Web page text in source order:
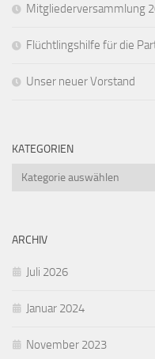
Mitgliederversammlung
Flüchtlingshilfe für die
Unser neuer Vorstand
KATEGORIEN
Kategorien
ARCHIV
Juli 2026
Januar 2024
November 2023